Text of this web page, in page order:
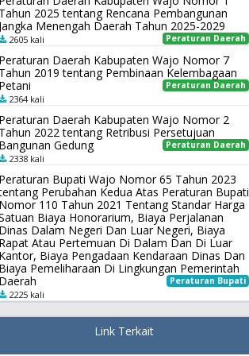
2025 tentang Rencana Pembangunan
Menengah Daerah Tahun 2025-2029
Peraturan Daerah
2605 kali
Daerah Kabupaten Wajo Nomor 7
2019 tentang Pembinaan Kelembagaan
Peraturan Daerah
2364 kali
Daerah Kabupaten Wajo Nomor 2
2022 tentang Retribusi Persetujuan
Gedung
Peraturan Daerah
2338 kali
Bupati Wajo Nomor 65 Tahun 2023
Perubahan Kedua Atas Peraturan Bupati
110 Tahun 2021 Tentang Standar Harga
Biaya Honorarium, Biaya Perjalanan
Dalam Negeri Dan Luar Negeri, Biaya
Atau Pertemuan Di Dalam Dan Di Luar
Biaya Pengadaan Kendaraan Dinas Dan
Pemeliharaan Di Lingkungan Pemerintah
Peraturan Bupati
2225 kali
Link Terkait